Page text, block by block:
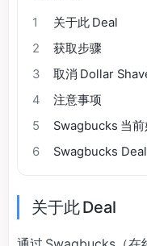
1
关于此 Deal
2
获取步骤
3
取消 Dollar
4
注意事项
5
Swagbucks 当前
6
Swagbucks Deal
关于此 Deal